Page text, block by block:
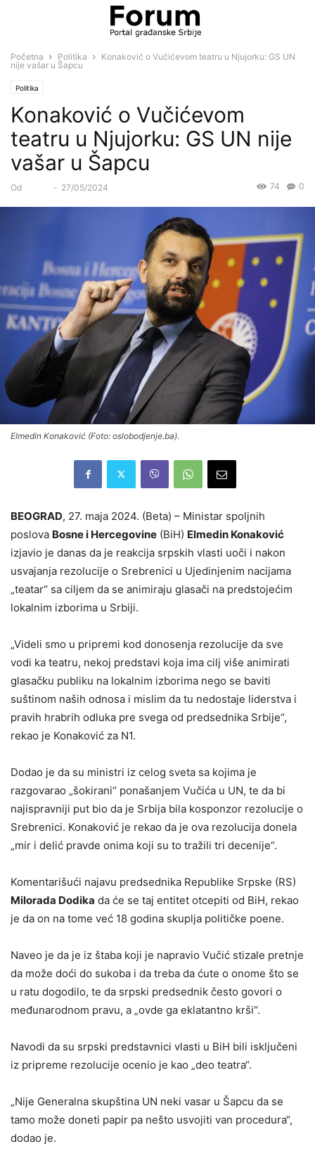
Početna Politika
Konaković o Vučićevom teatru u Njujorku: GS UN
nije vašar u Šapcu
Politika
Konaković o Vučićevom
teatru u Njujorku: GS UN nije
vašar u Šapcu
Od - 27/05/2024 0
74
Elmedin Konaković (Foto: oslobodjenje.ba).
BEOGRAD, 27. maja 2024. (Beta) – Ministar spoljnih
poslova Bosne i Hercegovine (BiH) Elmedin Konaković
izjavio je danas da je reakcija srpskih vlasti uoči i nakon
usvajanja rezolucije o Srebrenici u Ujedinjenim nacijama
„teatar“ sa ciljem da se animiraju glasači na predstojećim
lokalnim izborima u Srbiji.
„Videli smo u pripremi kod donosenja rezolucije da sve
vodi ka teatru, nekoj predstavi koja ima cilj više animirati
glasačku publiku na lokalnim izborima nego se baviti
suštinom naših odnosa i mislim da tu nedostaje liderstva i
pravih hrabrih odluka pre svega od predsednika Srbije“,
rekao je Konaković za N1.
Dodao je da su ministri iz celog sveta sa kojima je
razgovarao „šokirani“ ponašanjem Vučića u UN, te da bi
najispravniji put bio da je Srbija bila kosponzor rezolucije o
Srebrenici. Konaković je rekao da je ova rezolucija donela
„mir i delić pravde onima koji su to tražili tri decenije“.
Komentarišući najavu predsednika Republike Srpske (RS)
Milorada Dodika da će se taj entitet otcepiti od BiH, rekao
je da on na tome već 18 godina skuplja političke poene.
Naveo je da je iz štaba koji je napravio Vučić stizale pretnje
da može doći do sukoba i da treba da ćute o onome što se
u ratu dogodilo, te da srpski predsednik često govori o
međunarodnom pravu, a „ovde ga eklatantno krši“.
Navodi da su srpski predstavnici vlasti u BiH bili isključeni
iz pripreme rezolucije ocenio je kao „deo teatra“.
„Nije Generalna skupština UN neki vasar u Šapcu da se
tamo može doneti papir pa nešto usvojiti van procedura“,
dodao je.